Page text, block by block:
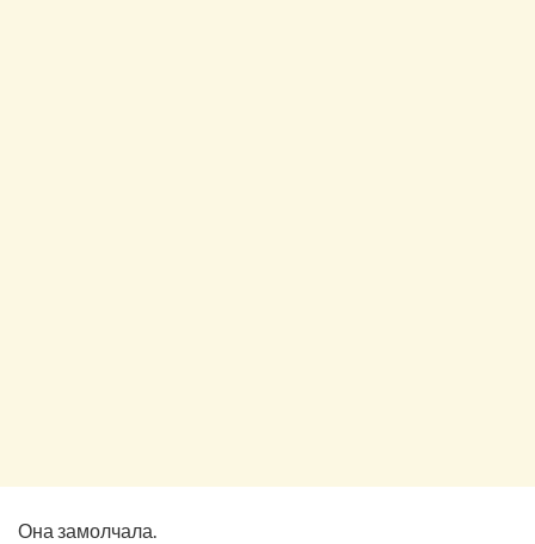
Она замолчала.